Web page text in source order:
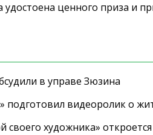
ценного приза и
в управе Зюзина
подготовил видеоролик о
своего художника»